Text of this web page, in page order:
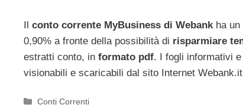
Il conto corrente MyBusiness di Webank ha
0,90% a fronte della possibilità di risparmiare
estratti conto, in formato pdf. I fogli informativi
visionabili e scaricabili dal sito Internet
Categorie
Conti Correnti